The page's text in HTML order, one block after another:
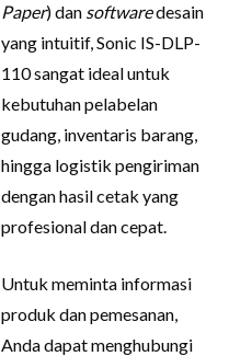
Paper) dan softwaredesain
yang intuitif, Sonic IS-DLP-
110 sangat ideal untuk
kebutuhan pelabelan
gudang, inventaris barang,
hingga logistik pengiriman
dengan hasil cetak yang
profesional dan cepat.
Untuk meminta informasi
produk dan pemesanan,
Anda dapat menghubungi